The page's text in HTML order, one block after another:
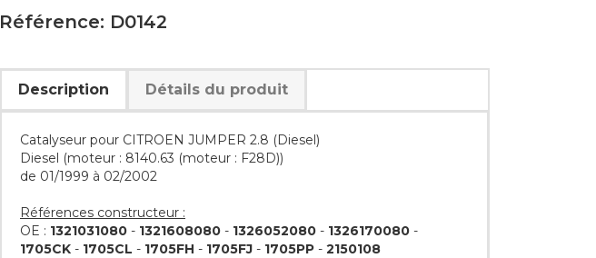
Référence: D0142
Description Détails du produit
Catalyseur pour CITROEN JUMPER 2.8 (Diesel)
Diesel (moteur : 8140.63 (moteur : F28D))
de 01/1999 à 02/2002
Références constructeur :
OE : 1321031080 - 1321608080 - 1326052080 - 1326170080 -
1705CK - 1705CL - 1705FH - 1705FJ - 1705PP - 2150108